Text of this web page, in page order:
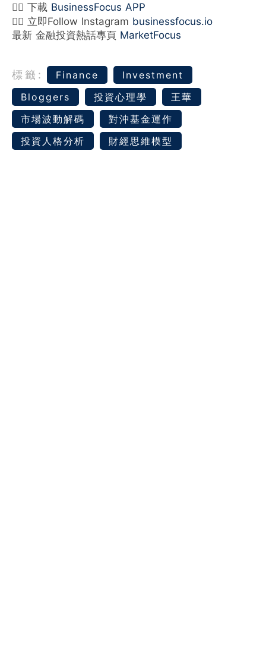
👉🏻 下載 BusinessFocus APP
👉🏻 立即Follow Instagram businessfocus.io
最新 金融投資熱話專頁 MarketFocus
標籤: Finance
Investment
Bloggers
投資心理學
王華
市場波動解碼
對沖基金運作
投資人格分析
財經思維模型